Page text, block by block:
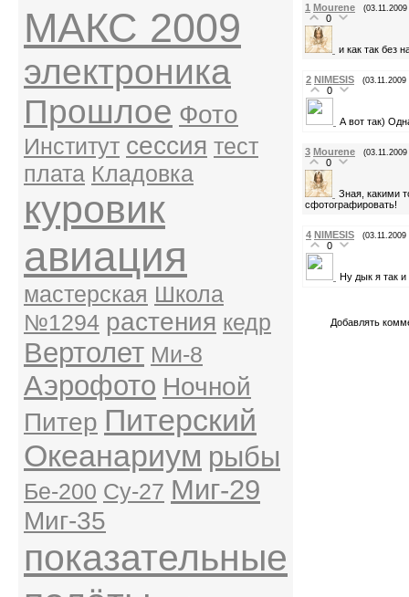
МАКС 2009
электроника
Прошлое Фото
Институт сессия тест
плата Кладовка
куровик
авиация
мастерская Школа
№1294 растения кедр
Вертолет Ми-8
Аэрофото Ночной
Питер Питерский
Океанариум рыбы
Бе-200 Су-27 Миг-29
Миг-35
показательные
1 Mourene
0
и как так без
2 NIMESIS (03.11.2009
0
А вот так)
3 Mourene
0
Зная, какими
сфотографировать!
4 NIMESIS (03.11.2009
0
Ну дык я так
Добавлять